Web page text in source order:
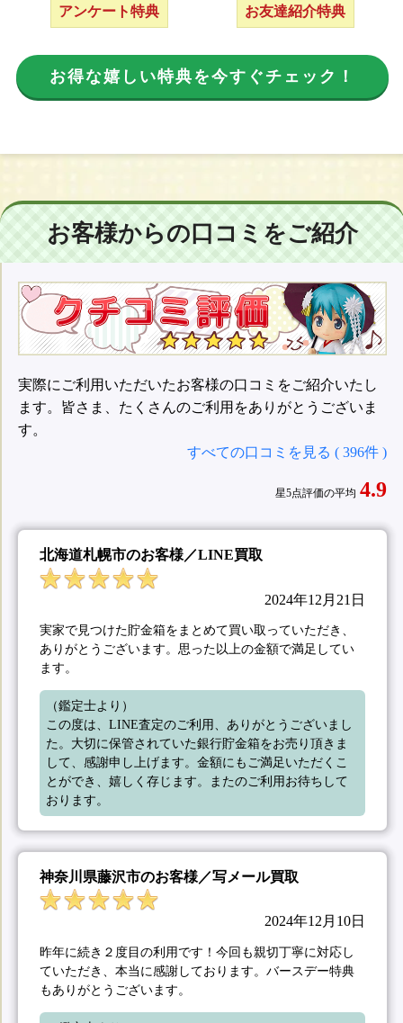
アンケート特典 お友達紹介特典
お得な嬉しい特典を今すぐチェック！
お客様からの口コミをご紹介
実際にご利用いただいたお客様の口コミをご紹介いたし
ます。皆さま、たくさんのご利用をありがとうございま
す。
すべての口コミを見る ( 396件 )
星5点評価の平均 4.9
北海道札幌市のお客様／LINE買取
2024年12月21日
実家で見つけた貯金箱をまとめて買い取っていただき、
ありがとうございます。思った以上の金額で満足してい
ます。
（鑑定士より）
この度は、LINE査定のご利用、ありがとうございまし
た。大切に保管されていた銀行貯金箱をお売り頂きま
して、感謝申し上げます。金額にもご満足いただくこ
とができ、嬉しく存じます。またのご利用お待ちして
おります。
神奈川県藤沢市のお客様／写メール買取
2024年12月10日
昨年に続き２度目の利用です！今回も親切丁寧に対応し
ていただき、本当に感謝しております。バースデー特典
もありがとうございます。